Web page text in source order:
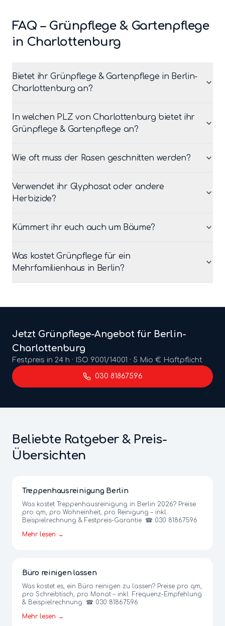
FAQ – Grünpflege & Gartenpflege
in Charlottenburg
Bietet ihr Grünpflege & Gartenpflege in Berlin-
Charlottenburg an?
In welchen PLZ von Charlottenburg bietet ihr
Grünpflege & Gartenpflege an?
Wie oft muss der Rasen geschnitten werden?
Verwendet ihr Glyphosat oder andere
Herbizide?
Kümmert ihr euch auch um Bäume?
Was kostet Grünpflege für ein
Mehrfamilienhaus in Berlin?
Jetzt Grünpflege-Angebot für Berlin-
Charlottenburg
Festpreis in 24 h · ISO 9001/14001 · 5 Mio € Haftpflicht
030 81867596
Beliebte Ratgeber & Preis-
Übersichten
Treppenhausreinigung Berlin
Was kostet Treppenhausreinigung in Berlin 2026? Preise
pro qm, pro Wohneinheit, pro Reinigung – inkl.
Beispielrechnung & Festpreis-Garantie. ☎ 030 81867596
Mehr lesen →
Büro reinigen lassen
Was kostet es, ein Büro reinigen zu lassen? Preise pro qm,
pro Schreibtisch, pro Monat – inkl. Frequenz-Empfehlung
& Beispielrechnung. ☎ 030 81867596
Mehr lesen →